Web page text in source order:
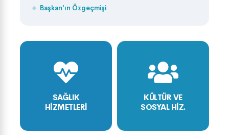
Başkan'ın Özgeçmişi
SAĞLIK
HİZMETLERİ
KÜLTÜR VE
SOSYAL HİZ.